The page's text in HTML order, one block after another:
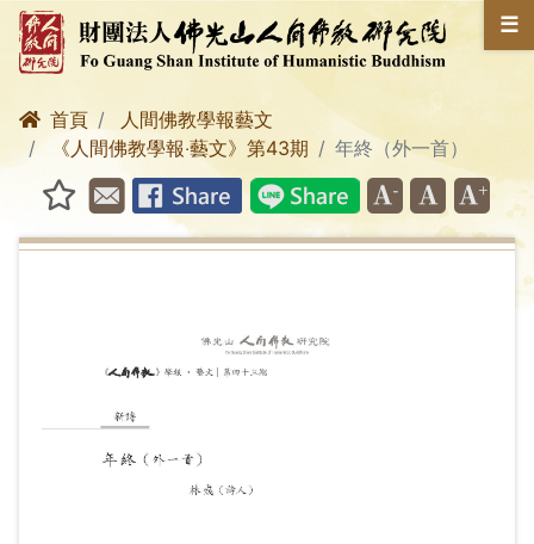
☰
首頁
人間佛教學報藝文
《人間佛教學報‧藝文》第43期
年終（外一首）